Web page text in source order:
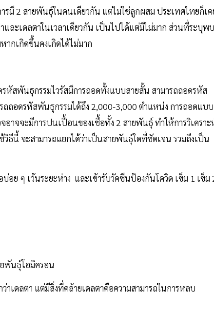
มี 2 สายพันธุ์ในคนเดียวกัน แต่ไม่ใช่ลูกผสม ประเทศไทยก็เ
ะเดลตาในเวลาเดียวกัน เป็นไปได้แต่มีไม่มาก ส่วนที่ระบุพบ
ากเกิดขึ้นคงเกิดได้ไม่มาก
หัสพันธุกรรมไวรัสมีการถอดทั้งแบบสายสั้น สามารถถอดรหัส
ถอดรหัสพันธุกรรมได้ถึง 2,000-3,000 ตำแหน่ง การถอดแบบ
อาจจะมีการปนเปื้อนของเชื้อทั้ง 2 สายพันธุ์ ทำให้การวิเครา
ธีนี้ จะสามารถแยกได้ว่าเป็นสายพันธุ์ใดที่ชัดเจน รวมถึงเป็น
ย ๆ เว้นระยะห่าง และเข้ารับวัคซีนป้องกันโควิด เข็ม 1 เข็ม
พันธุ์โอมิครอน
าเดลตา แต่มีสิ่งที่คล้ายเดลตาคือความสามารถในการหลบ